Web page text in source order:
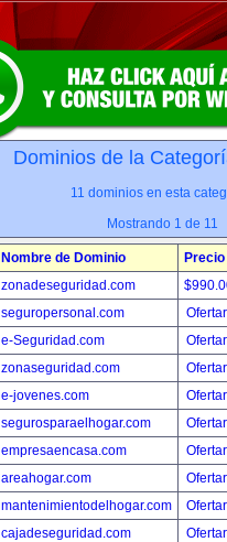
Dominios de la
11 dominios en esta
Mostrando 1 de 11
Nombre de Dominio
Precio
zonadeseguridad.com
seguropersonal.com
e-Seguridad.com
zonaseguridad.com
e-jovenes.com
segurosparaelhogar.com
empresaencasa.com
areahogar.com
mantenimientodelhogar.com
cajadeseguridad.com